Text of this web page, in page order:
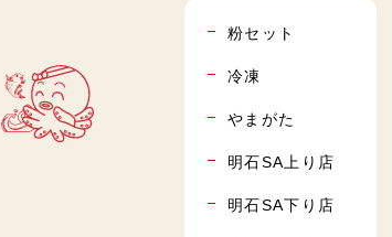
粉セット
冷凍
やまがた
明石SA上り店
明石SA下り店